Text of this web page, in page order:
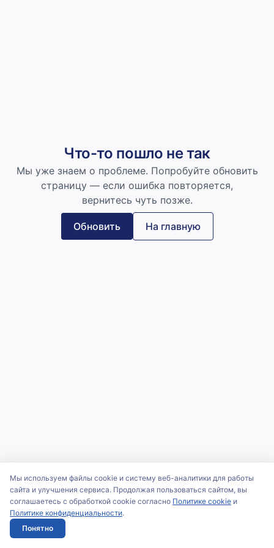
Что-то пошло не так
Мы уже знаем о проблеме. Попробуйте обновить
страницу — если ошибка повторяется,
вернитесь чуть позже.
Обновить На главную
Мы используем файлы cookie и систему веб-аналитики для работы
сайта и улучшения сервиса. Продолжая пользоваться сайтом, вы
соглашаетесь с обработкой cookie согласно Политике cookie и
Политике конфиденциальности.
Понятно